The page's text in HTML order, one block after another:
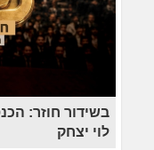
בשידור חוזר:
לוי יצחק